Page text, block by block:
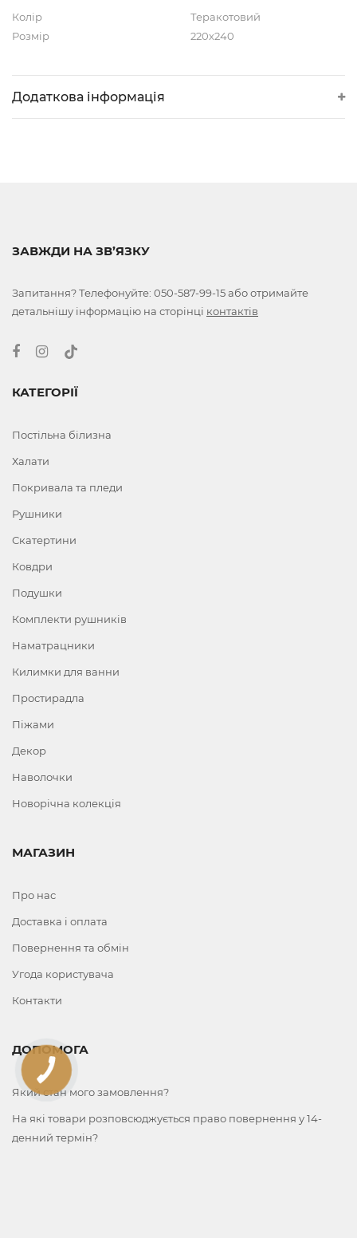
Колір
Теракотовий
Розмір
220х240
Додаткова інформація
ЗАВЖДИ НА ЗВ’ЯЗКУ
Запитання? Телефонуйте: 050-587-99-15або отримайте
детальнішу інформацію на сторінці контактів
КАТЕГОРІЇ
Постільна білизна
Халати
Покривала та пледи
Рушники
Скатертини
Ковдри
Подушки
Комплекти рушників
Наматрацники
Килимки для ванни
Простирадла
Піжами
Декор
Наволочки
Новорічна колекція
МАГАЗИН
Про нас
Доставка і оплата
Повернення та обмін
Угода користувача
Контакти
ДОПОМОГА
Який стан мого замовлення?
На які товари розповсюджується право повернення у 14-
денний термін?